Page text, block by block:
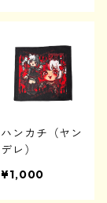
ハンカチ（ヤン
デレ）
¥1,000